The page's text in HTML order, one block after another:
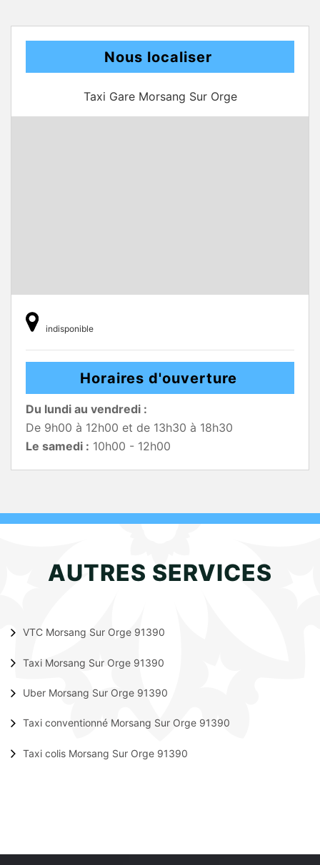
Nous localiser
Taxi Gare Morsang Sur Orge
indisponible
Horaires d'ouverture
Du lundi au vendredi :
De 9h00 à 12h00 et de 13h30 à 18h30
Le samedi : 10h00 - 12h00
AUTRES SERVICES
VTC Morsang Sur Orge 91390
Taxi Morsang Sur Orge 91390
Uber Morsang Sur Orge 91390
Taxi conventionné Morsang Sur Orge 91390
Taxi colis Morsang Sur Orge 91390